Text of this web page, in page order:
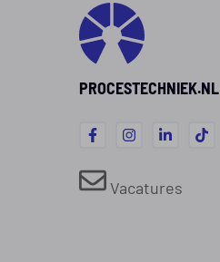
PROCESTECHNIEK.NL
Vacatures